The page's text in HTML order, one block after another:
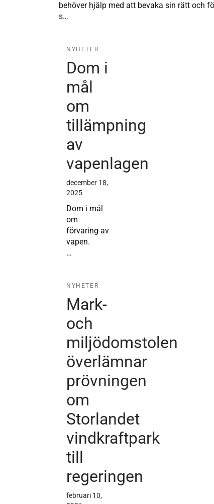
behöver hjälp med att bevaka sin rätt och
s…
NYHETER
Dom i
mål
om
tillämpning
av
vapenlagen
december 18,
2025
Dom i mål
om
förvaring av
vapen.
…
NYHETER
Mark-
och
miljödomstolen
överlämnar
prövningen
om
Storlandet
vindkraftpark
till
regeringen
februari 10,